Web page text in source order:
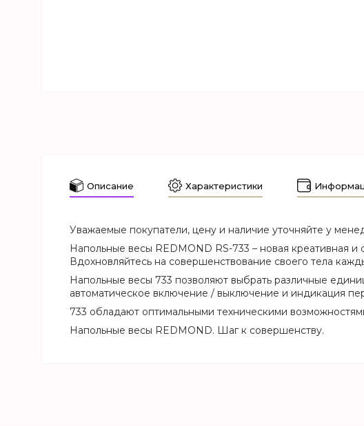
Описание Характеристики
Уважаемые покупатели, цену и наличие уточняйте у
Напольные весы REDMOND RS-733 – новая креативная
Вдохновляйтесь на совершенствование своего тела
Напольные весы 733 позволяют выбрать различные
автоматическое включение / выключение и индикация
733 обладают оптимальными техническими
Напольные весы REDMOND. Шаг к совершенству.